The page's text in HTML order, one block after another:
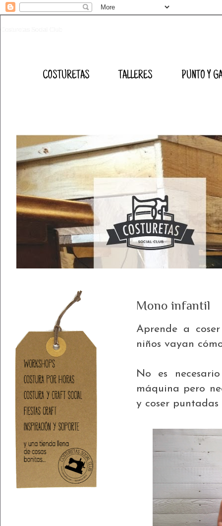
COSTURETAS TALLERES PUNTO Y
Mono infantil
Aprende a
niños vayan
No es
máquina pero
y coser